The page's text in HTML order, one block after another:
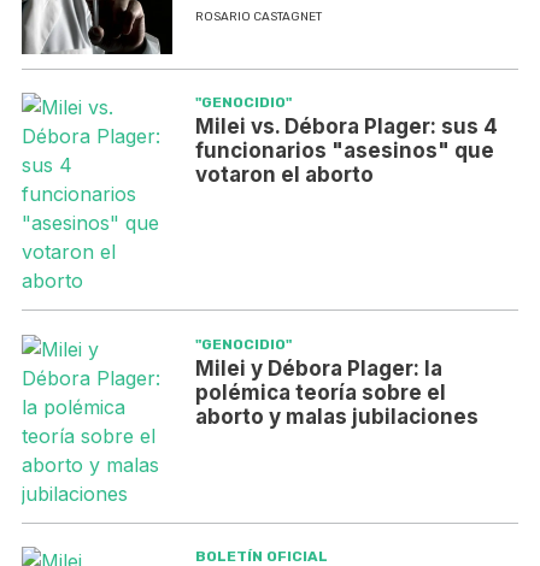
ROSARIO CASTAGNET
"GENOCIDIO"
Milei vs. Débora Plager: sus 4
funcionarios "asesinos" que
votaron el aborto
"GENOCIDIO"
Milei y Débora Plager: la
polémica teoría sobre el
aborto y malas jubilaciones
BOLETÍN OFICIAL